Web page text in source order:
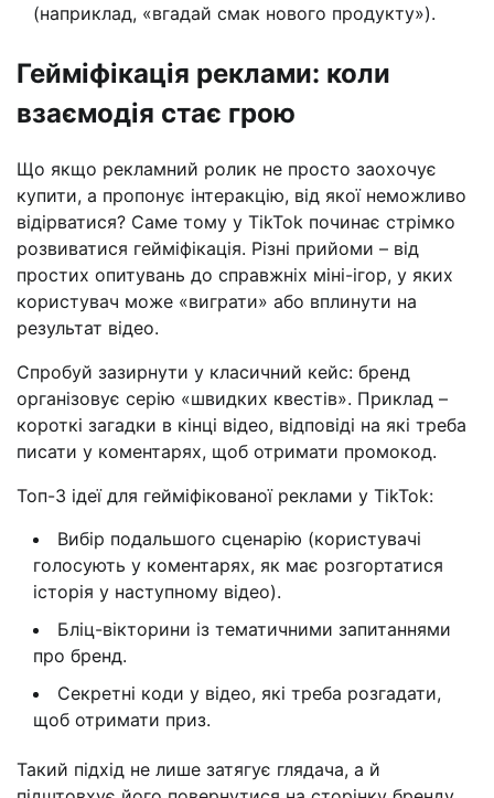
(наприклад, «вгадай смак нового продукту»).
Гейміфікація реклами: коли
взаємодія стає грою
Що якщо рекламний ролик не просто заохочує
купити, а пропонує інтеракцію, від якої неможливо
відірватися? Саме тому у TikTok починає стрімко
розвиватися гейміфікація. Різні прийоми – від
простих опитувань до справжніх міні-ігор, у яких
користувач може «виграти» або вплинути на
результат відео.
Спробуй зазирнути у класичний кейс: бренд
організовує серію «швидких квестів». Приклад –
короткі загадки в кінці відео, відповіді на які треба
писати у коментарях, щоб отримати промокод.
Топ-3 ідеї для гейміфікованої реклами у TikTok:
Вибір подальшого сценарію (користувачі
голосують у коментарях, як має розгортатися
історія у наступному відео).
Бліц-вікторини із тематичними запитаннями
про бренд.
Секретні коди у відео, які треба розгадати,
щоб отримати приз.
Такий підхід не лише затягує глядача, а й